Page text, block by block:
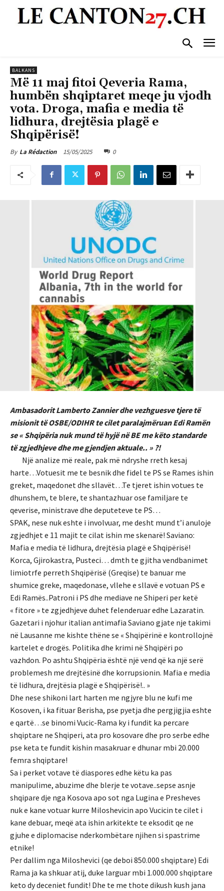
BALKANS
Më 11 maj fitoi Qeveria Rama,
humbën shqiptaret meqe ju vjodh
vota. Droga, mafia e media të
lidhura, drejtësia plagë e
Shqipërisë!
By La Rédaction 15/05/2025 0
Ambasadorit Lamberto Zannier dhe vezhguesve tjere të
misionit të OSBE/ODIHR te cilet paralajmëruan Edi Ramën
se « Shqipëria nuk mund të hyjë në BE me këto standarde
të zgjedhjeve dhe me gjendjen aktuale.. » ?!
Një analize më reale, pak më ndryshe rreth kesaj
harte…Votuesit me te besnik dhe fidel te PS se Rames ishin
greket, maqedonet dhe sllavët…Te tjeret ishin votues te
dhunshem, te blere, te shantazhuar ose familjare te
qeverise, ministrave dhe deputeteve te PS…
SPAK, nese nuk eshte i involvuar, me desht mund t’i anuloje
zgjedhjet e 11 majit te cilat ishin me skenarë! Saviano:
Mafia e media të lidhura, drejtësia plagë e Shqipërisë!
Korca, Gjirokastra, Pusteci… dmth te gjitha vendbanimet
limiotrfe perreth Shqipërisë (Greqise) te banuar me
shumice greke, maqedonase, vllehe e sllavë e votuan PS e
Edi Ramës..Patroni i PS dhe mediave ne Shiperi per ketë
« fitore » te zgjedhjeve duhet felenderuar edhe Lazaratin.
Gazetari i njohur italian antimafia Saviano gjate nje takimi
në Lausanne me kishte thëne se « Shqipërinë e kontrollojnë
kartelet e drogës. Politika dhe krimi në Shqipëri po
vazhdon. Po ashtu Shqipëria është një vend që ka një serë
problemesh me drejtësinë dhe korrupsionin. Mafia e media
të lidhura, drejtësia plagë e Shqipërisë!.. »
Dhe nese shikoni lart harten me ngjyre blu ne kufi me
Kosoven, i ka fituar Berisha, pse pyetja dhe pergjigjia eshte
e qartë…se binomi Vucic-Rama ky i fundit ka percare
shqiptare ne Shqiperi, ata pro kosovare dhe pro serbe edhe
pse keta te fundit kishin masakruar e dhunar mbi 20.000
femra shqiptare!
Sa i perket votave të diaspores edhe këtu ka pas
manipulime, abuzime dhe blerje te votave..sepse asnje
shqipare dje nga Kosova apo sot nga Lugina e Presheves
nuk e kane votuar kurre Miloshevicin apo Vucicin te cilet i
kane debuar, meqë ata ishin arkitekte te eksodit qe ne
gjuhe e diplomacise nderkombëtare njihen si spastrime
etnike!
Per dallim nga Miloshevici (qe deboi 850.000 shqiptare) Edi
Rama ja ka shkuar atij, duke larguar mbi 1.000.000 shqiptare
keto dy deceniet fundit! Dhe te me thote dikush kush jana